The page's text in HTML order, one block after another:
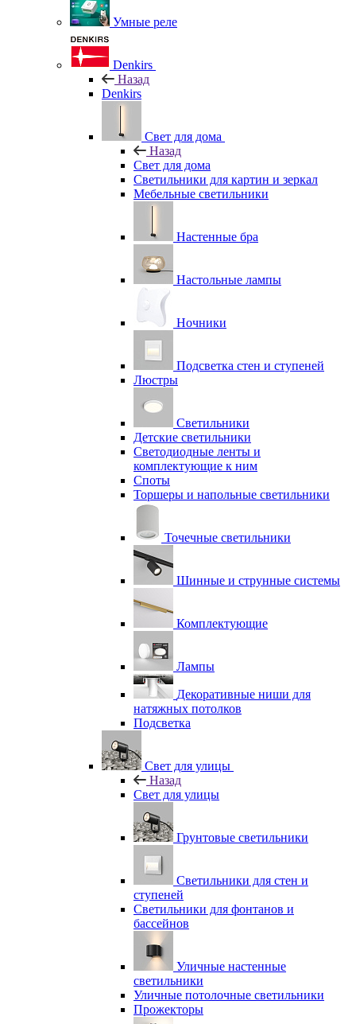
Умные реле
Denkirs
Назад
Denkirs
Свет для дома
Назад
Свет для дома
Светильники для картин и зеркал
Мебельные светильники
Настенные бра
Настольные лампы
Ночники
Подсветка стен и ступеней
Люстры
Светильники
Детские светильники
Светодиодные ленты и
комплектующие к ним
Споты
Торшеры и напольные светильники
Точечные светильники
Шинные и струнные системы
Комплектующие
Лампы
Декоративные ниши для
натяжных потолков
Подсветка
Свет для улицы
Назад
Свет для улицы
Грунтовые светильники
Светильники для стен и
ступеней
Светильники для фонтанов и
бассейнов
Уличные настенные
светильники
Уличные потолочные светильники
Прожекторы